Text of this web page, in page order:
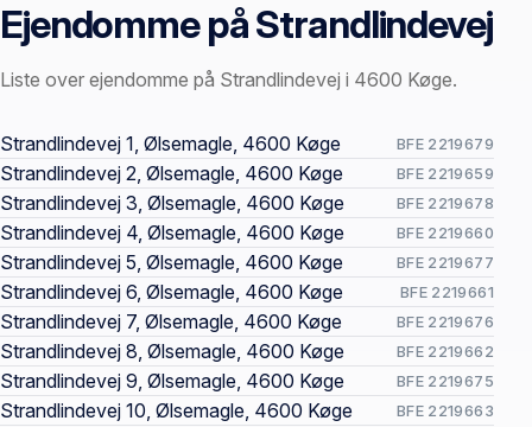
Ejendomme på Strandlindevej
Liste over ejendomme på Strandlindevej i 4600 Køge.
Offentlige ejendomssider
Strandlindevej 1, Ølsemagle, 4600 Køge BFE 2219679
Strandlindevej 2, Ølsemagle, 4600 Køge BFE 2219659
Strandlindevej 3, Ølsemagle, 4600 Køge BFE 2219678
Strandlindevej 4, Ølsemagle, 4600 Køge BFE 2219660
Strandlindevej 5, Ølsemagle, 4600 Køge BFE 2219677
Strandlindevej 6, Ølsemagle, 4600 Køge BFE 2219661
Strandlindevej 7, Ølsemagle, 4600 Køge BFE 2219676
Strandlindevej 8, Ølsemagle, 4600 Køge BFE 2219662
Strandlindevej 9, Ølsemagle, 4600 Køge BFE 2219675
Strandlindevej 10, Ølsemagle, 4600 Køge BFE 2219663